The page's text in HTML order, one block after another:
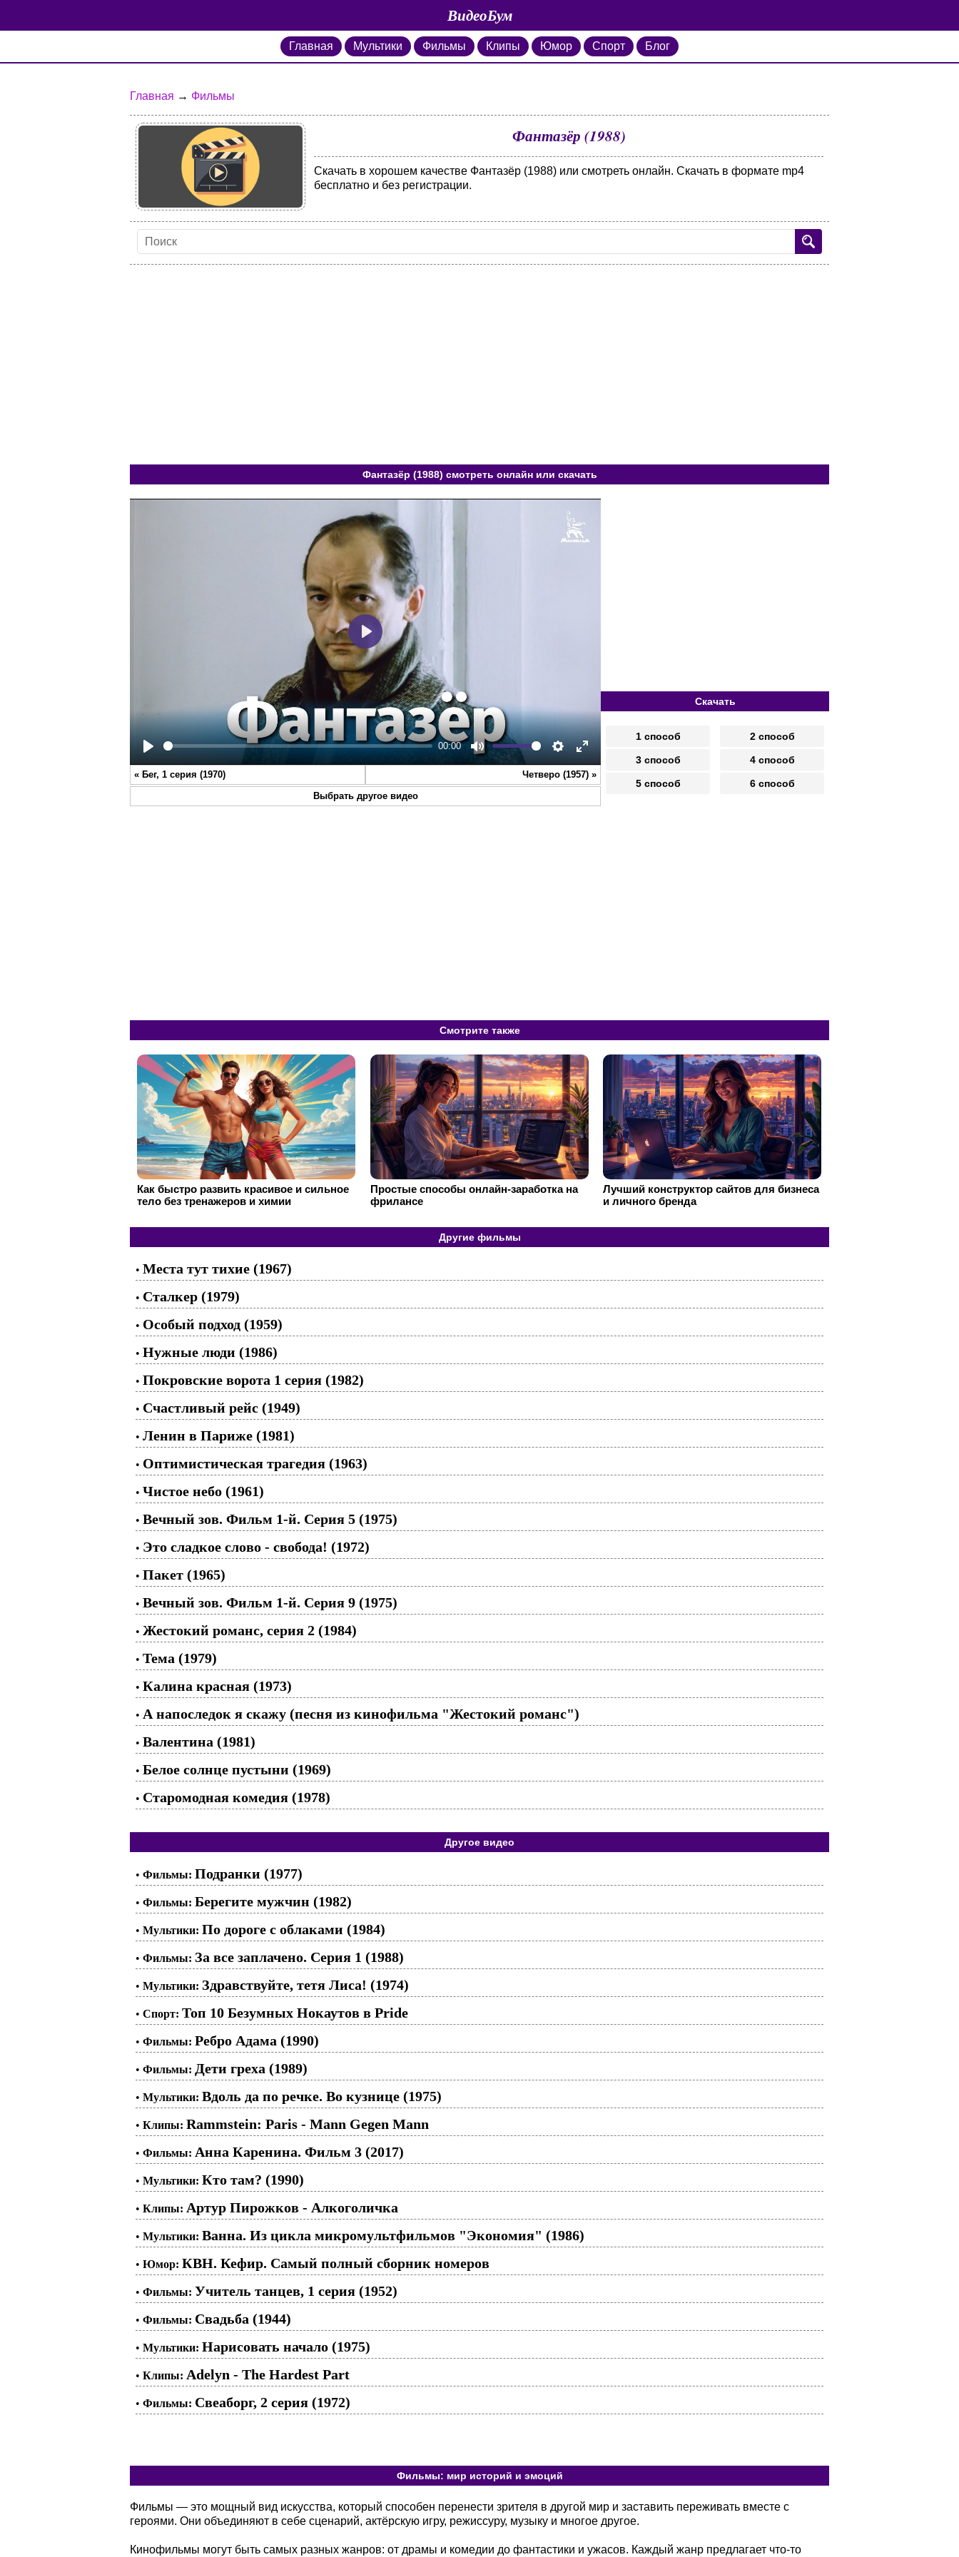
ВидеоБум
Главная Мультики Фильмы Клипы Юмор Спорт Блог
Главная → Фильмы
Фантазёр (1988)
Скачать в хорошем качестве Фантазёр (1988) или смотреть онлайн. Скачать в формате mp4
бесплатно и без регистрации.
Фантазёр (1988) смотреть онлайн или скачать
Play
00:00
Mute Settings
Enter
fullscreen
Play
« Бег, 1 серия (1970) Четверо (1957) »
Выбрать другое видео
Скачать
1 способ 2 способ
3 способ 4 способ
5 способ 6 способ
Смотрите также
Как быстро развить красивое и сильное
тело без тренажеров и химии
Простые способы онлайн-заработка на
фрилансе
Лучший конструктор сайтов для бизнеса
и личного бренда
Другие фильмы
• Места тут тихие (1967)
• Сталкер (1979)
• Особый подход (1959)
• Нужные люди (1986)
• Покровские ворота 1 серия (1982)
• Счастливый рейс (1949)
• Ленин в Париже (1981)
• Оптимистическая трагедия (1963)
• Чистое небо (1961)
• Вечный зов. Фильм 1-й. Серия 5 (1975)
• Это сладкое слово - свобода! (1972)
• Пакет (1965)
• Вечный зов. Фильм 1-й. Серия 9 (1975)
• Жестокий романс, серия 2 (1984)
• Тема (1979)
• Калина красная (1973)
• А напоследок я скажу (песня из кинофильма "Жестокий романс")
• Валентина (1981)
• Белое солнце пустыни (1969)
• Старомодная комедия (1978)
Другое видео
• Фильмы: Подранки (1977)
• Фильмы: Берегите мужчин (1982)
• Мультики: По дороге с облаками (1984)
• Фильмы: За все заплачено. Серия 1 (1988)
• Мультики: Здравствуйте, тетя Лиса! (1974)
• Спорт: Топ 10 Безумных Нокаутов в Pride
• Фильмы: Ребро Адама (1990)
• Фильмы: Дети греха (1989)
• Мультики: Вдоль да по речке. Во кузнице (1975)
• Клипы: Rammstein: Paris - Mann Gegen Mann
• Фильмы: Анна Каренина. Фильм 3 (2017)
• Мультики: Кто там? (1990)
• Клипы: Артур Пирожков - Алкоголичка
• Мультики: Ванна. Из цикла микромультфильмов "Экономия" (1986)
• Юмор: КВН. Кефир. Самый полный сборник номеров
• Фильмы: Учитель танцев, 1 серия (1952)
• Фильмы: Свадьба (1944)
• Мультики: Нарисовать начало (1975)
• Клипы: Adelyn - The Hardest Part
• Фильмы: Свеаборг, 2 серия (1972)
Фильмы: мир историй и эмоций
Фильмы — это мощный вид искусства, который способен перенести зрителя в другой мир и заставить переживать вместе с
героями. Они объединяют в себе сценарий, актёрскую игру, режиссуру, музыку и многое другое.
Кинофильмы могут быть самых разных жанров: от драмы и комедии до фантастики и ужасов. Каждый жанр предлагает что-то